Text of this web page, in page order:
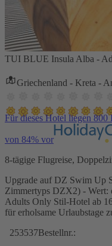
TUI BLUE Insula Alba -
Griechenland - Kreta -
Für dieses Hotel liegen
von 84% vor
8-tägige Flugreise,
Upgrade auf DZ Swim Up
Zimmertyps DZX2) - Wert:
Adults Only Stil-Hotel ab
für erholsame Urlaubstage
253537Bestellnr.: